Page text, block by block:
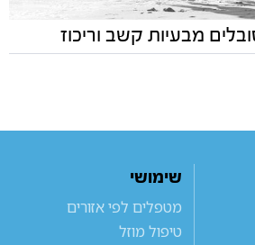
מבעיות קשב וריכוז
שימושי
מטפלים לפי אזורים
טיפול מוזל